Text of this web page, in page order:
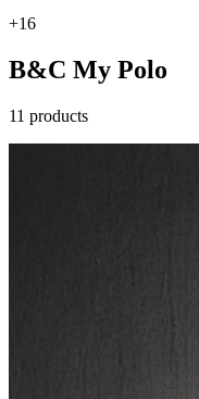
+16
B&C My Polo
11 products